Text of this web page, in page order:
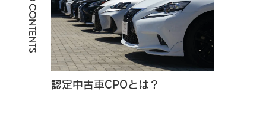
認定中古車CPOとは？